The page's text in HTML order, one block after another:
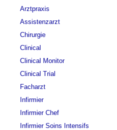
JOB-
Lehrstellen
finden
Lehrstellen
gratis
inserieren
Arztpraxis
Assistenzarzt
Chirurgie
Clinical
Clinical Monitor
Clinical Trial
Facharzt
Infirmier
Infirmier Chef
Infirmier Soins Intensifs